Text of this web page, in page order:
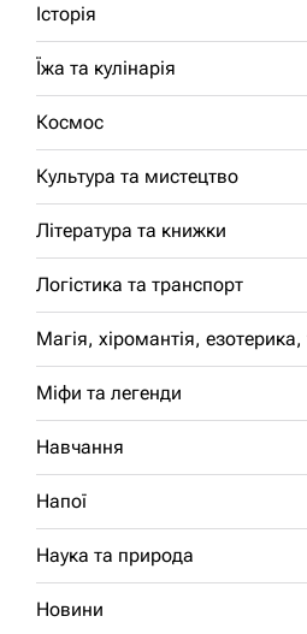
Історія
Їжа та кулінарія
Космос
Культура та мистецтво
Література та книжки
Логістика та транспорт
Магія, хіромантія,
Міфи та легенди
Навчання
Напої
Наука та природа
Новини